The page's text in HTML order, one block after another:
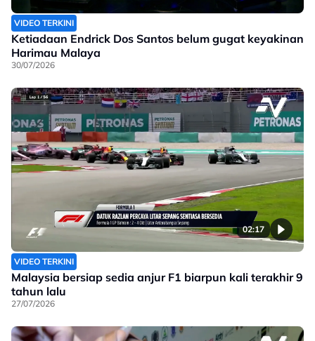
VIDEO TERKINI
Ketiadaan Endrick Dos Santos belum gugat keyakinan
Harimau Malaya
30/07/2026
02:17
VIDEO TERKINI
Malaysia bersiap sedia anjur F1 biarpun kali terakhir 9
tahun lalu
27/07/2026